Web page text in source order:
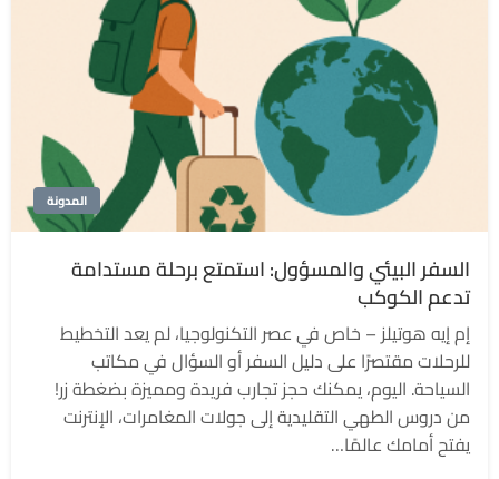
المدونة
السفر البيئي والمسؤول: استمتع برحلة مستدامة
تدعم الكوكب
إم إيه هوتيلز – خاص في عصر التكنولوجيا، لم يعد التخطيط
للرحلات مقتصرًا على دليل السفر أو السؤال في مكاتب
السياحة. اليوم، يمكنك حجز تجارب فريدة ومميزة بضغطة زر!
من دروس الطهي التقليدية إلى جولات المغامرات، الإنترنت
يفتح أمامك عالمًا…